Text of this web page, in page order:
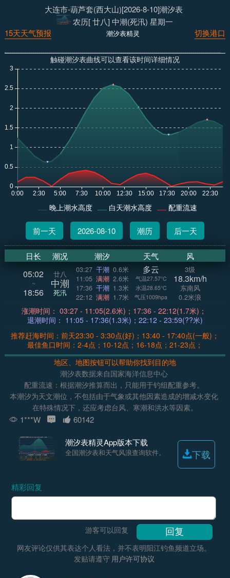
大连市-葫芦套(西大山)[2026-8-10]潮汐表
农历[ 廿八] 中潮(死汛) 星期一
切换港口
潮汐表精灵
15天天气预报
触碰潮汐表曲线可以查看该时间详细情况
晚上潮水高度 白天潮水高度 配重流速
前一天 2026-08-10 潮历 后一天
日长 潮况 潮汐 天气 风
05:02
~
18:56
廿八
中潮
死汛
03:27 干潮 0.6米
11:05 满潮 2.6米
17:36 干潮 1.3米
22:12 满潮 1.7米
多云
气温27.57°C
水温28.65°C
气压1009hpa
3级
18.3km/h
东南风
0.2米浪
涨潮时间： 03:27 - 11:05(2.6米)；17:36 - 22:12(1.7米)；
退潮时间： 11:05 - 17:36(1.3米)；22:12 - 23:59(??米)
推荐赶海时间：前天23:30 - 3:30点(好)；13:40 - 17:40点(一般)；
最佳鱼口时间：2-4点；10-12点；16-18点；21-23点；
地区、地图按钮可以帮助你找到目的地
潮汐表数据来自国家海洋信息中心
配重流速：根据潮汐推算而出，只能用于钓组配重参考。
本潮汐为天文潮位，不包括由于气象或其他因素造成的增减水变化
在特殊情况下，还应考虑台风、寒潮和洪水等因素。
1***W 60142
潮汐表精灵App版本下载
全国潮汐表和天气风浪查询软件。 下载
精彩回复
游客可以回复
网友评论仅供其表达个人看法，并不表明阳江钓鱼频道立场。
发贴请遵守 用户许可协议